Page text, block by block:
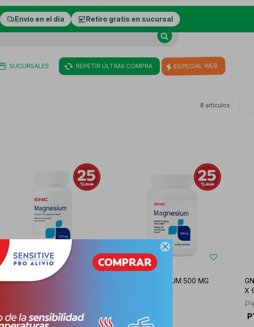

Envío en el día Retiro gratis en sucursal
SUCURSALES REPETIR ÚLTIMA COMPRA ESPECIAL WEB
8 artículos
GNC MAGNESIUM 250 MG
GNC MAGNESIUM 500 MG
FR. X 120 TABL.
PYG 181.513
X